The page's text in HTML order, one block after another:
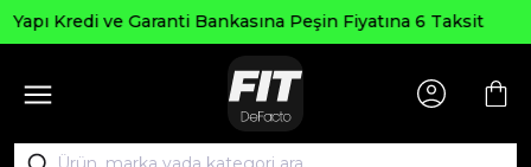
Peşin Fiyatına 6 Taksit